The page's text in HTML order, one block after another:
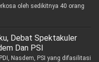
oleh sedikitnya 40 orang
Debat Spektakuler
Dan PSI
Nasdem, PSI yang difasilitasi